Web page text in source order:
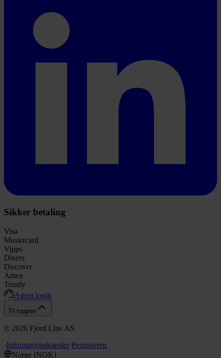
Sikker betaling
Visa
Mastercard
Vipps
Diners
Discover
Amex
Trustly
Agent login
Til toppen
© 2026 Fjord Line AS
·Informasjonskapsler·Personvern
Norge (NOK)